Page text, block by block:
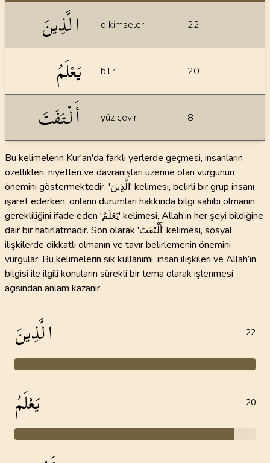
İstatiksel bilgiler
الَّذِينَ o kimseler 22
يَعْلَمُ bilir 20
أَلْتَفَتَ yüz çevir 8
Bu kelimelerin Kur'an'da farklı yerlerde geçmesi, insanların
özellikleri, niyetleri ve davranışları üzerine olan vurgunun
önemini göstermektedir. 'الَّذِينَ' kelimesi, belirli bir grup insanı
işaret ederken, onların durumları hakkında bilgi sahibi olmanın
gerekliliğini ifade eden 'يَعْلَمُ' kelimesi, Allah’ın her şeyi bildiğine
dair bir hatırlatmadır. Son olarak 'أَلْتَفَتَ' kelimesi, sosyal
ilişkilerde dikkatli olmanın ve tavır belirlemenin önemini
vurgular. Bu kelimelerin sık kullanımı, insan ilişkileri ve Allah’ın
bilgisi ile ilgili konuların sürekli bir tema olarak işlenmesi
açısından anlam kazanır.
الَّذِينَ 22
يَعْلَمُ 20